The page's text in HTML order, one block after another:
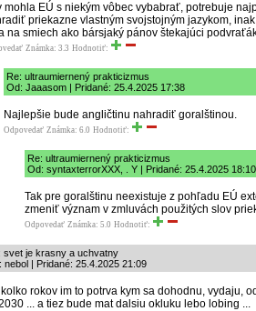
mohla EÚ s niekým vôbec vybabrať, potrebuje
priekazne vlastným svojstojným jazykom,
na smiech ako bársjaký pánov štekajúci
Známka: 3.3 Hodnotiť:
Re: ultraumiernený prakticizmus
Od: Jaaasom | Pridané: 25.4.2025 17:38
Najlepšie bude angličtinu nahradiť goralštinou.
Odpovedať Známka: 6.0 Hodnotiť:
Re: ultraumiernený prakticizmus
Od: syntaxterrorXXX, . Y | Pridané: 25.4.2025 18:10
Tak pre goralštinu neexistuje z pohľadu EÚ
zmeniť význam v zmluvách použitých slov
Odpovedať Známka: 5.0 Hodnotiť:
svet je krasny a uchvatny
nebol | Pridané: 25.4.2025 21:09
kolko rokov im to potrva kym sa dohodnu, vydaju,
... a tiez bude mat dalsiu okluku lebo lobing ...